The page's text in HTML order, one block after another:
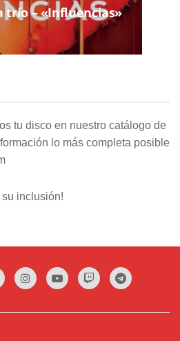
trío – «Influencias»
tu disco en nuestro catálogo de
lo más completa posible
su inclusión!